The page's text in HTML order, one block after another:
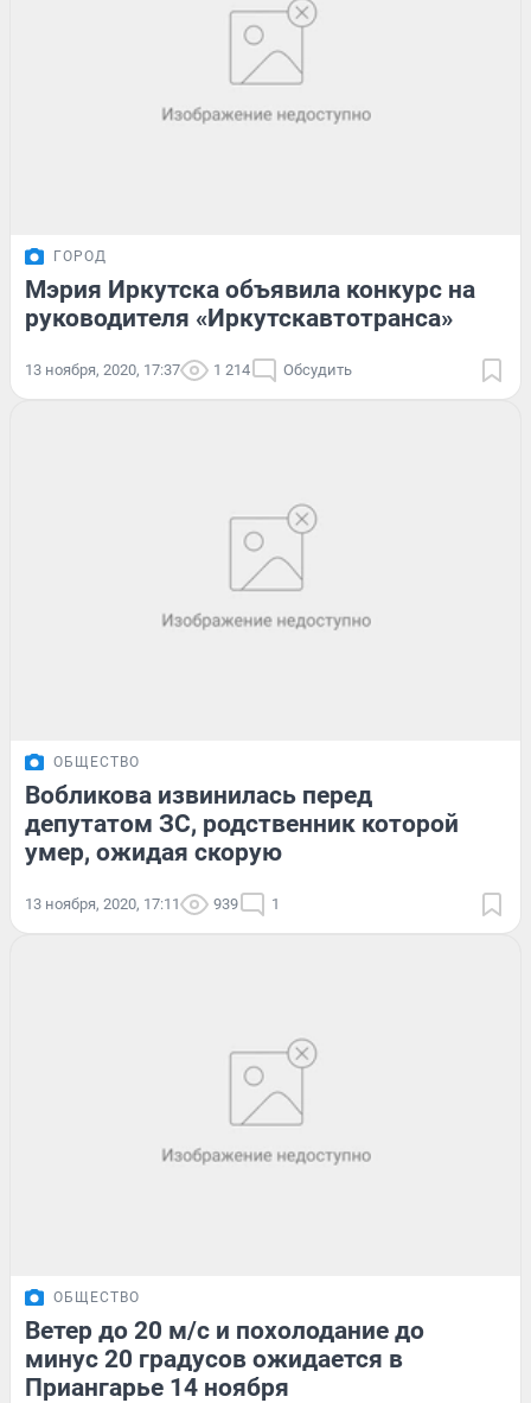
ГОРОД
Мэрия Иркутска объявила конкурс на
руководителя «Иркутскавтотранса»
13 ноября, 2020, 17:37 1 214 Обсудить
ОБЩЕСТВО
Вобликова извинилась перед
депутатом ЗС, родственник которой
умер, ожидая скорую
13 ноября, 2020, 17:11 939 1
ОБЩЕСТВО
Ветер до 20 м/с и похолодание до
минус 20 градусов ожидается в
Приангарье 14 ноября